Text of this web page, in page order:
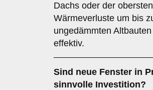
Dachs oder der
Wärmeverluste um bis
ungedämmten
effektiv.
Sind neue Fenster in
sinnvolle Investition?